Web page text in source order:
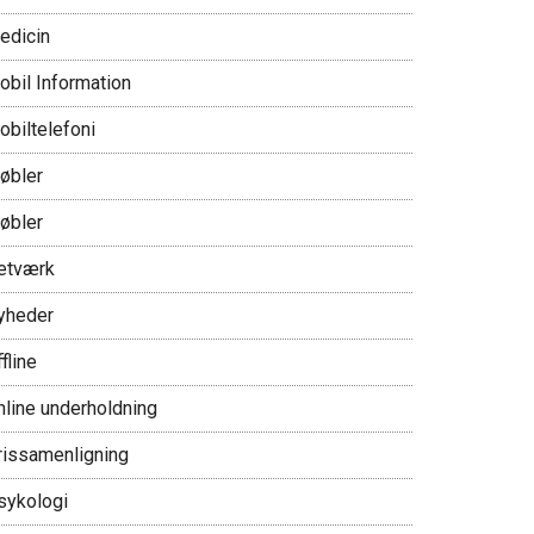
Information
underholdning